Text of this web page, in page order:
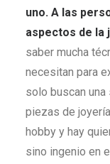
uno. A las
aspectos de la
saber mucha
necesitan para
solo buscan
piezas de
hobby y hay
sino ingenio en